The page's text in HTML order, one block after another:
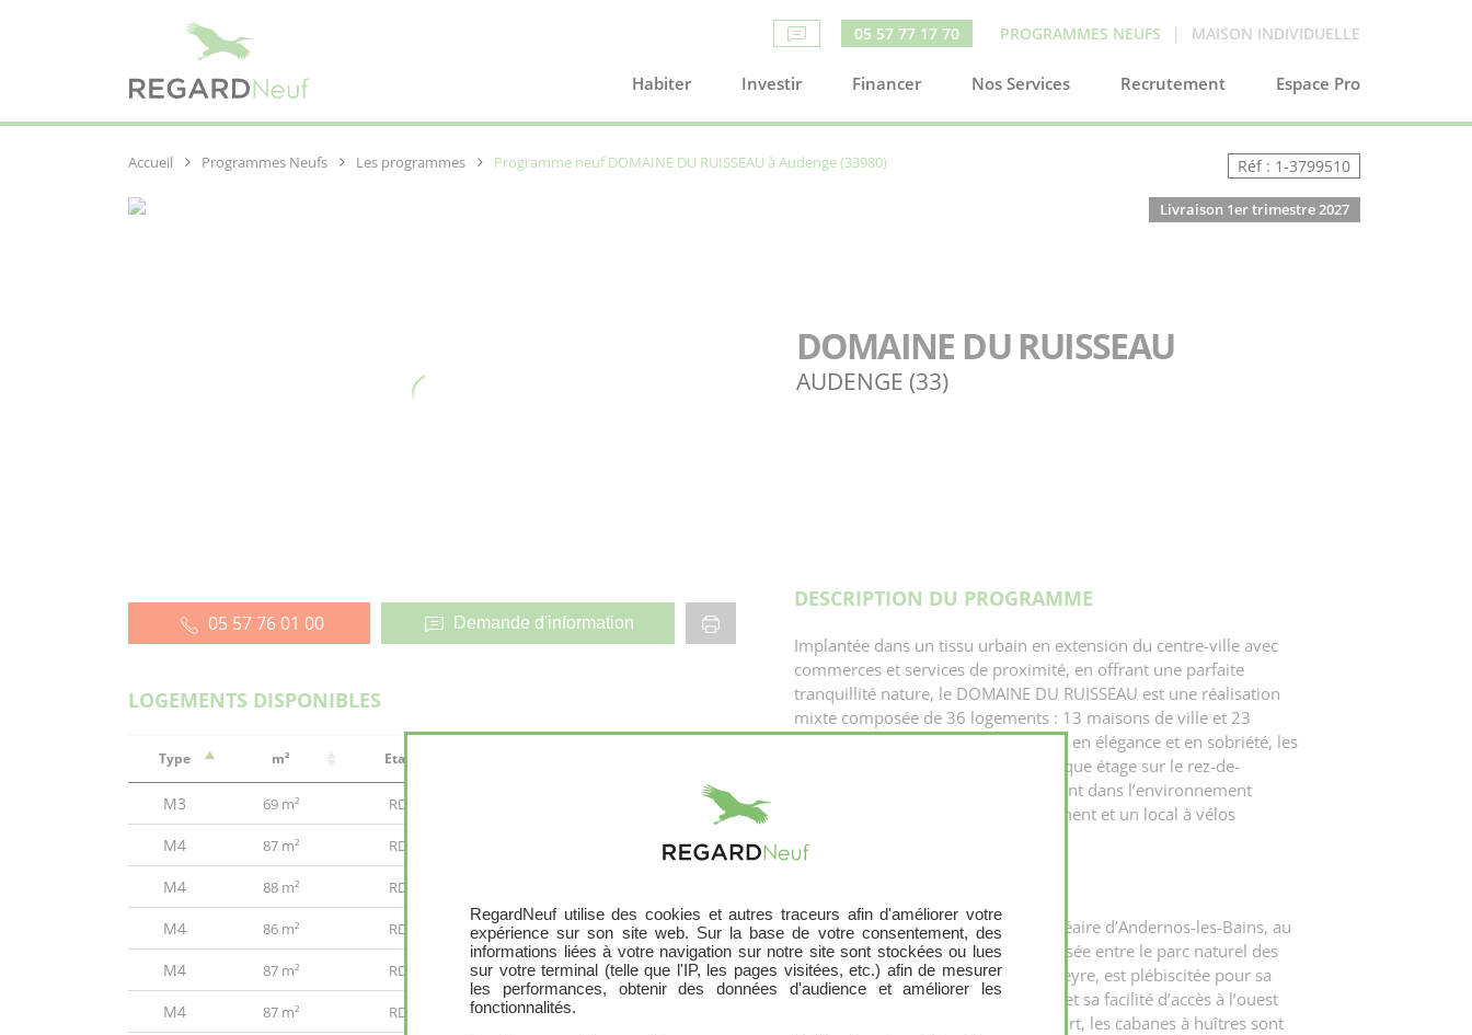
05 57 77 17 70 PROGRAMMES NEUFS | MAISON INDIVIDUELLE
Habiter Investir Financer Nos Services Recrutement Espace Pro
Programmes Neufs Les programmes Programme neuf DOMAINE DU RUISSEAU à Audenge (33980) Réf : 1-3799510
DOMAINE DU RUISSEAU
AUDENGE (33)
Livraison 1er trimestre 2027
05 57 76 01 00 Demande d'information
LOGEMENTS DISPONIBLES
Type m² Etage
M3 69 m² RDC
M4 87 m² RDC
M4 88 m² RDC
M4 86 m² RDC Jardin
M4 87 m² RDC Jardin
M4 87 m² RDC Jardin
DESCRIPTION DU PROGRAMME
Implantée dans un tissu urbain en extension du centre-ville avec
commerces et services de proximité, en offrant une parfaite
tranquillité nature, le DOMAINE DU RUISSEAU est une réalisation
mixte composée de 36 logements : 13 maisons de ville et 23
appartements, voire de duplex. Tout en élégance et en sobriété, les
différents bâtiments élevés d’un unique étage sur le rez-de-
chaussée s’insèrent harmonieusement dans l’environnement
verdoyant. Des places de stationnement et un local à vélos
complètent l'ensemble.
Audenge, à 10 km de la station balnéaire d’Andernos-les-Bains, au
cœur du bassin d’Arcachon, à la croisée entre le parc naturel des
Landes de Gascogne et le delta de Leyre, est plébiscitée pour sa
localisation à proximité d’Andernos et sa facilité d’accès à l’ouest
bordelais. Le charme de son petit port, les cabanes à huîtres sont
RegardNeuf utilise des cookies et autres traceurs afin d'améliorer votre
expérience sur son site web. Sur la base de votre consentement, des
informations liées à votre navigation sur notre site sont stockées ou lues
sur votre terminal (telle que l'IP, les pages visitées, etc.) afin de mesurer
les performances, obtenir des données d'audience et améliorer les
fonctionnalités.